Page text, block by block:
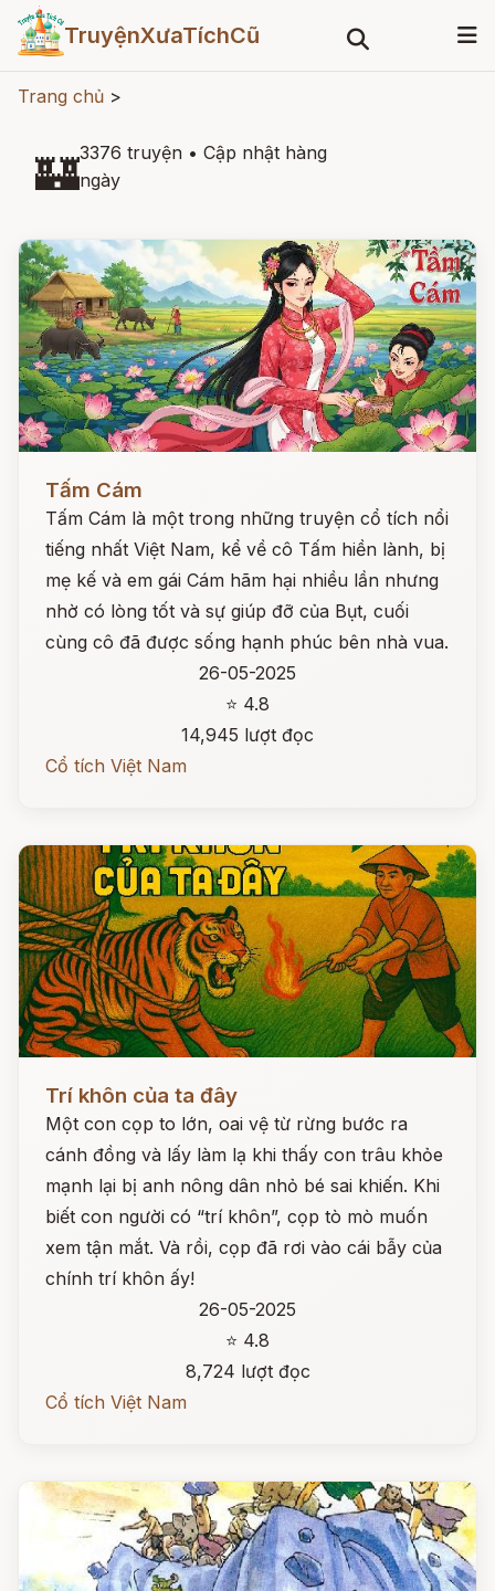
TruyệnXưaTíchCũ
Trang chủ >
🏰3376 truyện • Cập nhật hàng
ngày
Đọc ngay
Tấm Cám
Tấm Cám là một trong những truyện cổ tích nổi
tiếng nhất Việt Nam, kể về cô Tấm hiền lành, bị
mẹ kế và em gái Cám hãm hại nhiều lần nhưng
nhờ có lòng tốt và sự giúp đỡ của Bụt, cuối
cùng cô đã được sống hạnh phúc bên nhà vua.
26-05-2025
⭐ 4.8
14,945 lượt đọc
Cổ tích Việt Nam
Trí khôn của ta đây
Một con cọp to lớn, oai vệ từ rừng bước ra
cánh đồng và lấy làm lạ khi thấy con trâu khỏe
mạnh lại bị anh nông dân nhỏ bé sai khiến. Khi
biết con người có “trí khôn”, cọp tò mò muốn
xem tận mắt. Và rồi, cọp đã rơi vào cái bẫy của
chính trí khôn ấy!
26-05-2025
⭐ 4.8
8,724 lượt đọc
Cổ tích Việt Nam